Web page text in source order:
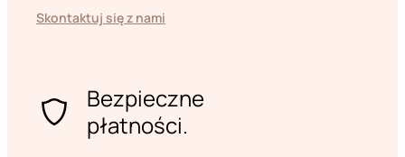
Skontaktuj się z nami
Bezpieczne
płatności.